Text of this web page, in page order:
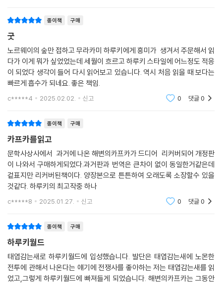
종이책 구매
굿
노르웨이의 숲만 접하고 무라카미 하루키에게 흥미가 생겨서 주문해서 읽
다가 이게 뭐가 싶었었는데 세월이 흐르고 하루키 스타일에 어느정도 적응
이 되었다 생각이 들어 다시 읽어보고 있습니다. 역시 처음 읽을 때 보다는
빠르게 흡수가 되네요. 좋은 책임.
c*****4 2025.02.02. 신고 0 댓글0
종이책 구매
카프카를읽고
문학사상사에서 과거에 나온 해변의카프카가 드디어 리커버되어 개정판
이 나와서 구매하게되었다.과거판과 번역은 큰차이 없이 동일한거같은데
겉표지만 리커버된책이다. 양장본으로 튼튼하여 오래도록 소장할수 있을
것같다. 하루키의 최고작중 하나
c*****8 2025.01.27. 신고 0 댓글0
종이책 구매
하루키월드
태엽감는새로 하루키월드에 입성했습니다. 발단은 태엽감는새에 노몬한
전투에 관해서 나온다는 얘기에 전쟁사를 좋아하는 저는 태엽감는새를 읽
었고,그렇게 하루키월드에 빠져들게 되었습니다. 해변의카프카는 그동안